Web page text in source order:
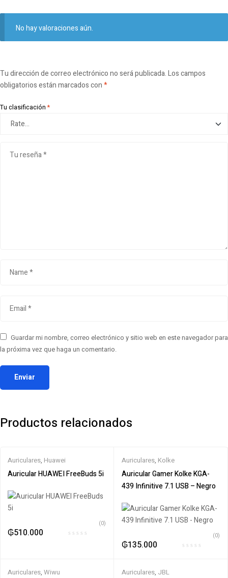
No hay valoraciones aún.
Tu dirección de correo electrónico no será publicada.Los campos
obligatorios están marcados con*
Tu clasificación*
Guardar mi nombre, correo electrónico y sitio web en este navegador para
la próxima vez que haga un comentario.
Productos relacionados
Auriculares, Huawei
Auricular HUAWEI FreeBuds 5i
₲510.000
(0)
Auriculares, Kolke
Auricular Gamer Kolke KGA-
439 Infinitive 7.1 USB – Negro
₲135.000
(0)
Auriculares, Wiwu Auriculares, JBL